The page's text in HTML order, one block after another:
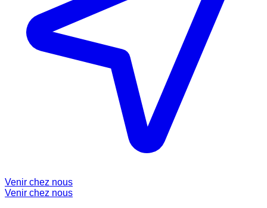
Venir chez nous
Venir chez nous